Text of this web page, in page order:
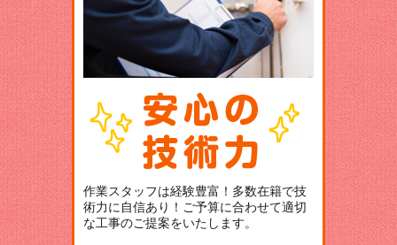
作業スタッフは経験豊富！多数在籍で技
術力に自信あり！ご予算に合わせて適切
な工事のご提案をいたします。